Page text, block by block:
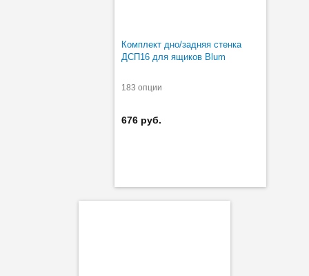
Комплект дно/задняя стенка
ДСП16 для ящиков Blum
183 опции
676 руб.